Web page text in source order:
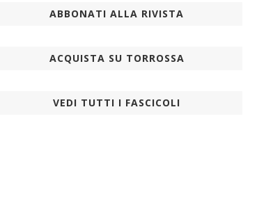
ABBONATI ALLA RIVISTA
ACQUISTA SU TORROSSA
VEDI TUTTI I FASCICOLI